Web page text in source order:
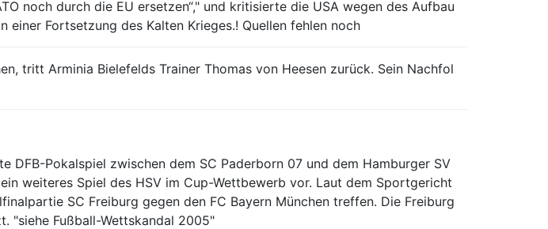
noch durch die EU ersetzen“," und kritisierte die USA wegen des Aufbau
Fortsetzung des Kalten Krieges.! Quellen fehlen noch
tritt Arminia Bielefelds Trainer Thomas von Heesen zurück. Sein Nachfol
DFB-Pokalspiel zwischen dem SC Paderborn 07 und dem Hamburger SV
weiteres Spiel des HSV im Cup-Wettbewerb vor. Laut dem Sportgericht
SC Freiburg gegen den FC Bayern München treffen. Die Freiburg
"siehe Fußball-Wettskandal 2005"